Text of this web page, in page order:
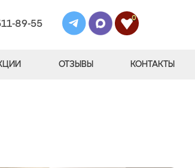
89-55
0
ОТЗЫВЫ КОНТАКТЫ